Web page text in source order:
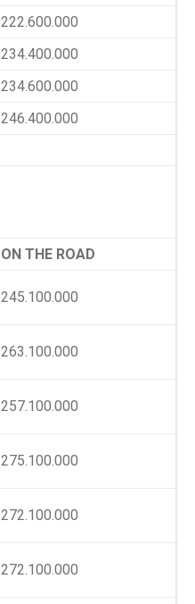
222.600.000
234.400.000
234.600.000
246.400.000
ON THE ROAD
245.100.000
263.100.000
257.100.000
275.100.000
272.100.000
272.100.000